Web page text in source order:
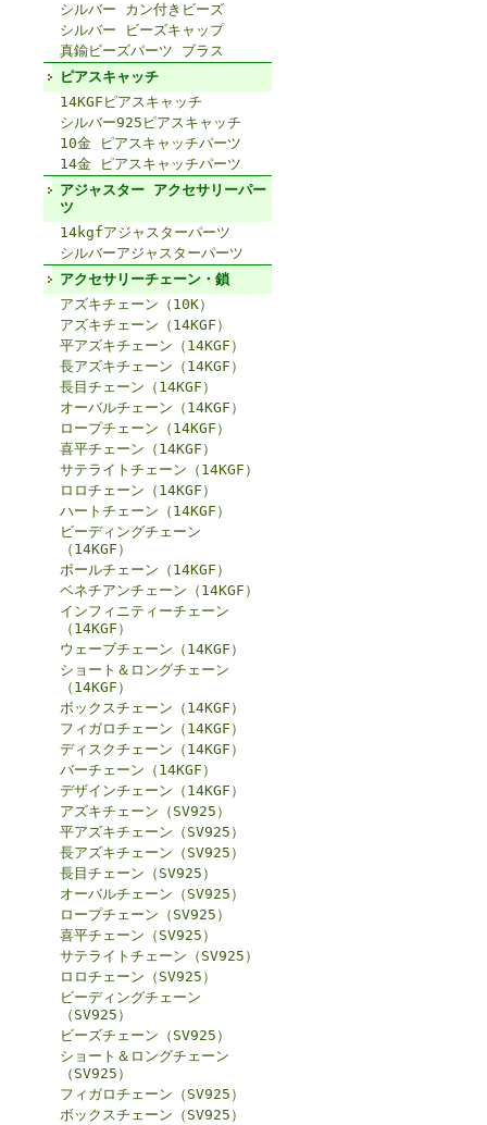
シルバー カン付きビーズ
シルバー ビーズキャップ
真鍮ビーズパーツ ブラス
ピアスキャッチ
14KGFピアスキャッチ
シルバー925ピアスキャッチ
10金 ピアスキャッチパーツ
14金 ピアスキャッチパーツ
アジャスター アクセサリーパー
ツ
14kgfアジャスターパーツ
シルバーアジャスターパーツ
アクセサリーチェーン・鎖
アズキチェーン（10K）
アズキチェーン（14KGF）
平アズキチェーン（14KGF）
長アズキチェーン（14KGF）
長目チェーン（14KGF）
オーバルチェーン（14KGF）
ロープチェーン（14KGF）
喜平チェーン（14KGF）
サテライトチェーン（14KGF）
ロロチェーン（14KGF）
ハートチェーン（14KGF）
ビーディングチェーン
（14KGF）
ボールチェーン（14KGF）
ベネチアンチェーン（14KGF）
インフィニティーチェーン
（14KGF）
ウェーブチェーン（14KGF）
ショート＆ロングチェーン
（14KGF）
ボックスチェーン（14KGF）
フィガロチェーン（14KGF）
ディスクチェーン（14KGF）
バーチェーン（14KGF）
デザインチェーン（14KGF）
アズキチェーン（SV925）
平アズキチェーン（SV925）
長アズキチェーン（SV925）
長目チェーン（SV925）
オーバルチェーン（SV925）
ロープチェーン（SV925）
喜平チェーン（SV925）
サテライトチェーン（SV925）
ロロチェーン（SV925）
ビーディングチェーン
（SV925）
ビーズチェーン（SV925）
ショート＆ロングチェーン
（SV925）
フィガロチェーン（SV925）
ボックスチェーン（SV925）